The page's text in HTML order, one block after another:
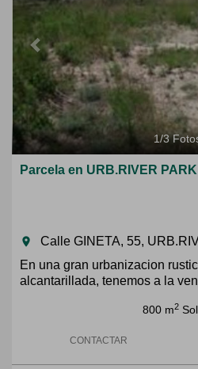
1/3
Parcela en URB.RIVER
room
Calle GINETA, 55,
En una gran urbanizacion
alcantarillada, tenemos a la
800 m2
CONTACTAR